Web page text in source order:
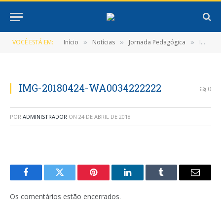
VOCÊ ESTÁ EM: Início » Notícias » Jornada Pedagógica » IMG-20180424-WA0034222222
IMG-20180424-WA0034222222 0
POR ADMINISTRADOR ON 24 DE ABRIL DE 2018
FacebookTwitter Pinterest LinkedInTumblr
E-
Os comentários estão encerrados.